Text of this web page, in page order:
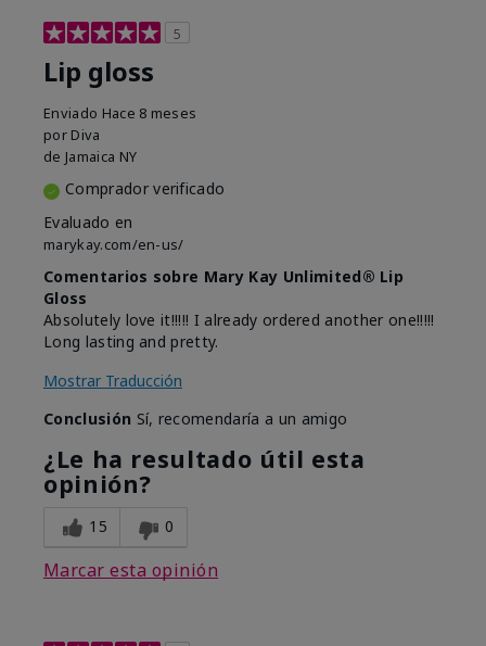
5
Lip gloss
Enviado Hace 8 meses
por Diva
de Jamaica NY
Comprador verificado
Evaluado en
marykay.com/en-us/
Comentarios sobre Mary Kay Unlimited® Lip
Gloss
Absolutely love it!!!!! I already ordered another one!!!!!
Long lasting and pretty.
Mostrar Traducción
Conclusión Sí, recomendaría a un amigo
¿Le ha resultado útil esta
opinión?
15 0
Marcar esta opinión